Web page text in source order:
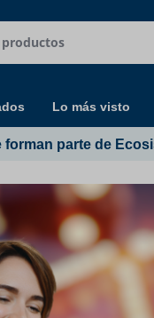
Lo más visto
parte de